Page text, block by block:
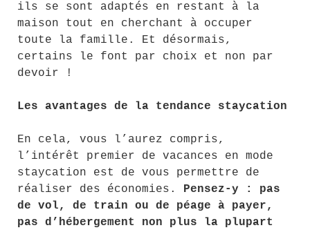
ils se sont adaptés en restant à la
maison tout en cherchant à occuper
toute la famille. Et désormais,
certains le font par choix et non par
devoir !
Les avantages de la tendance staycation
En cela, vous l’aurez compris,
l’intérêt premier de vacances en mode
staycation est de vous permettre de
réaliser des économies. Pensez-y : pas
de vol, de train ou de péage à payer,
pas d’hébergement non plus la plupart